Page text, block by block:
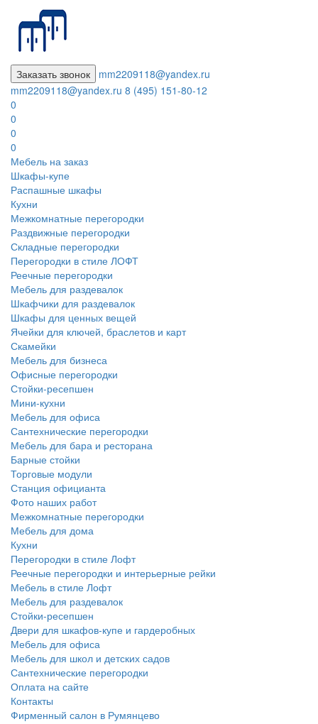
Заказать звонок
mm2209118@yandex.ru
mm2209118@yandex.ru 8 (495) 151-80-12
0
0
0
0
Мебель на заказ
Шкафы-купе
Распашные шкафы
Кухни
Межкомнатные перегородки
Раздвижные перегородки
Складные перегородки
Перегородки в стиле ЛОФТ
Реечные перегородки
Мебель для раздевалок
Шкафчики для раздевалок
Шкафы для ценных вещей
Ячейки для ключей, браслетов и карт
Скамейки
Мебель для бизнеса
Офисные перегородки
Стойки-ресепшен
Мини-кухни
Мебель для офиса
Сантехнические перегородки
Мебель для бара и ресторана
Барные стойки
Торговые модули
Станция официанта
Фото наших работ
Межкомнатные перегородки
Мебель для дома
Кухни
Перегородки в стиле Лофт
Реечные перегородки и интерьерные рейки
Мебель в стиле Лофт
Мебель для раздевалок
Стойки-ресепшен
Двери для шкафов-купе и гардеробных
Мебель для офиса
Мебель для школ и детских садов
Сантехнические перегородки
Оплата на сайте
Контакты
Фирменный салон в Румянцево